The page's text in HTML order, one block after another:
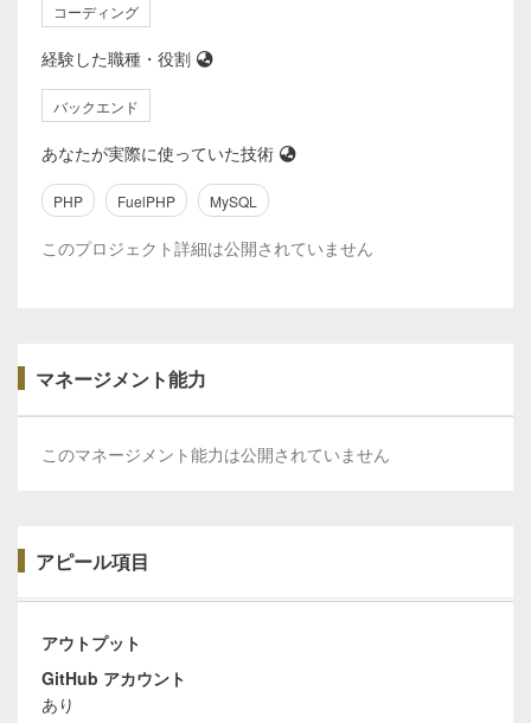
コーディング
経験した職種・役割
バックエンド
あなたが実際に使っていた技術
PHP FuelPHP MySQL
このプロジェクト詳細は公開されていません
マネージメント能力
このマネージメント能力は公開されていません
アピール項目
アウトプット
GitHub アカウント
あり